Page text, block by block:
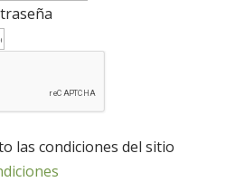
las condiciones del sitio